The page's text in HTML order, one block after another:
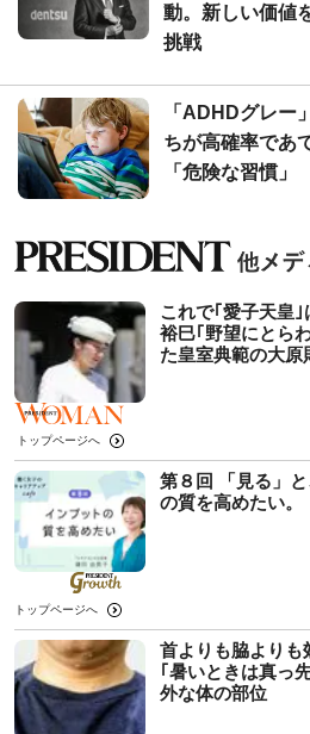
動。新しい価値
挑戦
「ADHDグレー
ちが高確率であ
「危険な習慣」
これで｢愛子天皇
裕巳｢野望にとら
た皇室典範の大原
トップページへ
第８回 「見る」
の質を高めたい。
トップページへ
首よりも脇より
｢暑いときは真っ
外な体の部位